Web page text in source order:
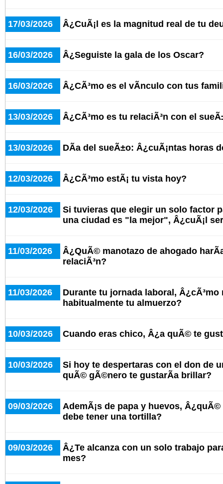
17/03/2026 Â¿CuÃ¡l es la magnitud real de tu
16/03/2026 Â¿Seguiste la gala de los Oscar?
16/03/2026 Â¿CÃ³mo es el vÃ­nculo con tus
13/03/2026 Â¿CÃ³mo es tu relaciÃ³n con el
13/03/2026 DÃ­a del sueÃ±o: Â¿cuÃ¡ntas horas
12/03/2026 Â¿CÃ³mo estÃ¡ tu vista hoy?
12/03/2026
Si tuvieras que elegir un solo factor
una ciudad es "la mejor", Â¿cuÃ¡l
11/03/2026
Â¿QuÃ© manotazo de ahogado
relaciÃ³n?
11/03/2026
Durante tu jornada laboral,
habitualmente tu almuerzo?
10/03/2026 Cuando eras chico, Â¿a quÃ© te
10/03/2026
Si hoy te despertaras con el don de
quÃ© gÃ©nero te gustarÃ­a brillar?
09/03/2026
AdemÃ¡s de papa y huevos,
debe tener una tortilla?
09/03/2026
Â¿Te alcanza con un solo trabajo
mes?